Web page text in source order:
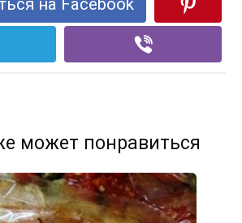
может понравиться